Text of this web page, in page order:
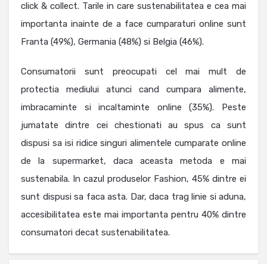
click & collect. Tarile in care sustenabilitatea e cea mai
importanta inainte de a face cumparaturi online sunt
Franta (49%), Germania (48%) si Belgia (46%).
Consumatorii sunt preocupati cel mai mult de
protectia mediului atunci cand cumpara alimente,
imbracaminte si incaltaminte online (35%). Peste
jumatate dintre cei chestionati au spus ca sunt
dispusi sa isi ridice singuri alimentele cumparate online
de la supermarket, daca aceasta metoda e mai
sustenabila. In cazul produselor Fashion, 45% dintre ei
sunt dispusi sa faca asta. Dar, daca trag linie si aduna,
accesibilitatea este mai importanta pentru 40% dintre
consumatori decat sustenabilitatea.